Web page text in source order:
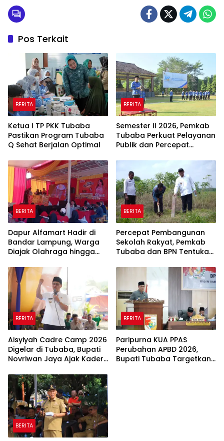
Pos Terkait
BERITA
Ketua I TP PKK Tubaba
Pastikan Program Tubaba
Q Sehat Berjalan Optimal
BERITA
Semester II 2026, Pemkab
Tubaba Perkuat Pelayanan
Publik dan Percepat
BERITA
Dapur Alfamart Hadir di
Bandar Lampung, Warga
Diajak Olahraga hingga
BERITA
Percepat Pembangunan
Sekolah Rakyat, Pemkab
Tubaba dan BPN Tentukan
BERITA
Aisyiyah Cadre Camp 2026
Digelar di Tubaba, Bupati
Novriwan Jaya Ajak Kader
Pembangunan
BERITA
Paripurna KUA PPAS
Perubahan APBD 2026,
Bupati Tubaba Targetkan
BERITA